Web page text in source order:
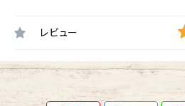
レビュー